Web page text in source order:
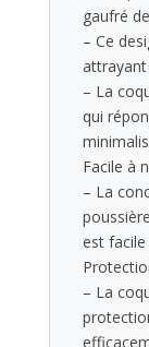
gaufré
– Ce
– La
qui
Facile à
– La
est
– La